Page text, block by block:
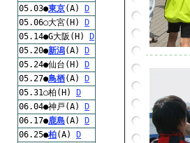
05.03●東京(A)
D
05.06○大宮(H)
D
05.14●G大阪(H)
D
05.20●新潟(A)
D
05.24●仙台(H)
D
05.27●鳥栖(A)
D
05.31○柏(H)
D
06.04●神戸(A)
D
06.17●鹿島(A)
D
06.25●柏(A)
D